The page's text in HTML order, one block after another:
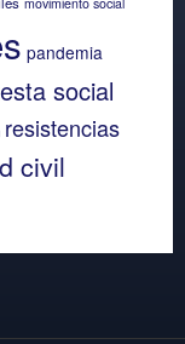
pandemia
social
resistencias
civil